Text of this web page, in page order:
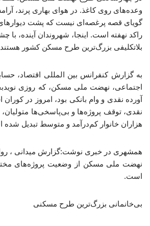
وعده‌های روی کاغذ. در هوای بهاری پرند،
گویای قصه پرغصه‌ای نیست که پشت دیوارهای
راکد نهفته است. اینجا، شهروندان آینده، با
بلاتکلیفی بزرگ‌ترین طرح مسکن کشور
به گزارش کنفرانس بین المللی اقتصاد،
اجتماعی، نهضت ملی مسکن، که روزی
آورده نقدی و وام بانکی بود، امروز در کوران
نقدی، توقف پروژه‌ها و بی‌پاسخی‌ها
هزاران خانوار کم‌درآمد و متوسط تبدیل
همشهری در خبری نوشت:گزارش میدانی ،
نهضت ملی مسکن از وضعیت پروژه‌های
است.
بی‌خانمانی بزرگ‌ترین طرح مسکنی